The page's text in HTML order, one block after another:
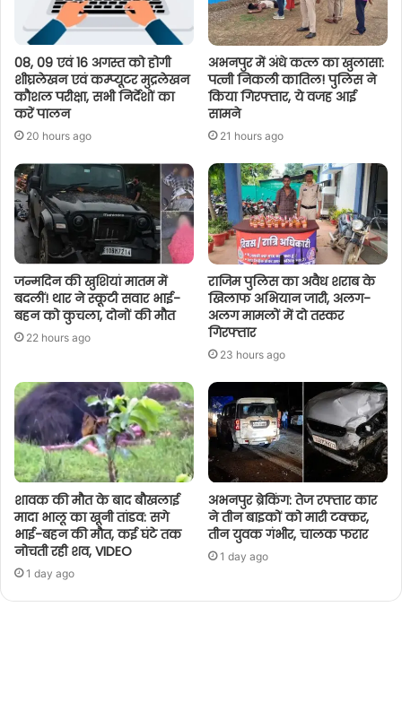
08, 09 एवं 16 अगस्त को होगी
शीघ्रलेखन एवं कम्प्यूटर मुद्रलेखन
कौशल परीक्षा, सभी निर्देशों का
करें पालन
20 hours ago
अभनपुर में अंधे कत्ल का खुलासा:
पत्नी निकली कातिल! पुलिस ने
किया गिरफ्तार, ये वजह आई
सामने
21 hours ago
जन्मदिन की खुशियां मातम में
बदलीं! थार ने स्कूटी सवार भाई-
बहन को कुचला, दोनों की मौत
22 hours ago
राजिम पुलिस का अवैध शराब के
खिलाफ अभियान जारी, अलग-
अलग मामलों में दो तस्कर
गिरफ्तार
23 hours ago
शावक की मौत के बाद बौखलाई
मादा भालू का खूनी तांडव: सगे
भाई-बहन की मौत, कई घंटे तक
नोचती रही शव, VIDEO
1 day ago
अभनपुर ब्रेकिंग: तेज रफ्तार कार
ने तीन बाइकों को मारी टक्कर,
तीन युवक गंभीर, चालक फरार
1 day ago